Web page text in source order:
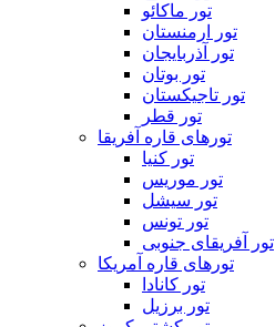
تور ماکائو
تور ارمنستان
تور آذربایجان
تور بوتان
تور تاجیکستان
تور قطر
تورهای قاره آفریقا
تور کنیا
تور موریس
تور سیشل
تور تونس
تور آفریقای جنوبی
تورهای قاره آمریکا
تور کانادا
تور برزیل